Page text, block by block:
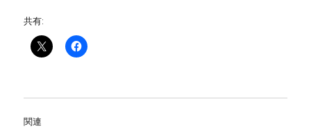
共有:
関連